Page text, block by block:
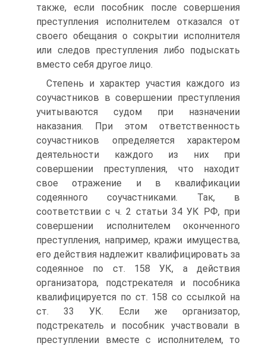
также, если пособник после совершения
преступления исполнителем отказался от
своего обещания о сокрытии исполнителя
или следов преступления либо подыскать
вместо себя другое лицо.
Степень и характер участия каждого из
соучастников в совершении преступления
учитываются судом при назначении
наказания. При этом ответственность
соучастников определяется характером
деятельности каждого из них при
совершении преступления, что находит
свое отражение и в квалификации
содеянного соучастниками. Так, в
соответствии с ч. 2 статьи 34 УК РФ, при
совершении исполнителем оконченного
преступления, например, кражи имущества,
его действия надлежит квалифицировать за
содеянное по ст. 158 УК, а действия
организатора, подстрекателя и пособника
квалифицируется по ст. 158 со ссылкой на
ст. 33 УК. Если же организатор,
подстрекатель и пособник участвовали в
преступлении вместе с исполнителем, то